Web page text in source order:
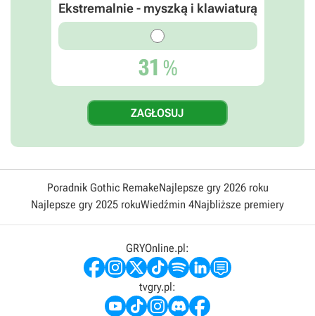
Ekstremalnie - myszką i klawiaturą
31 %
Poradnik Gothic RemakeNajlepsze gry 2026 roku
Najlepsze gry 2025 rokuWiedźmin 4Najbliższe premiery
GRYOnline.pl:
tvgry.pl: